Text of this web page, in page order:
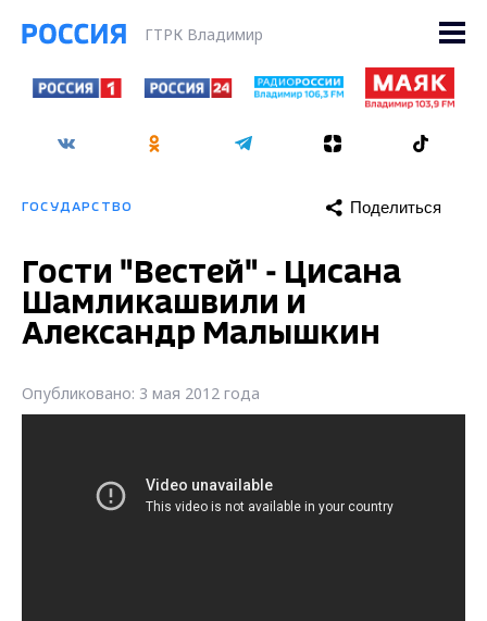
ГТРК Владимир
ГОСУДАРСТВО Поделиться
Гости "Вестей" - Цисана
Шамликашвили и
Александр Малышкин
Опубликовано: 3 мая 2012 года